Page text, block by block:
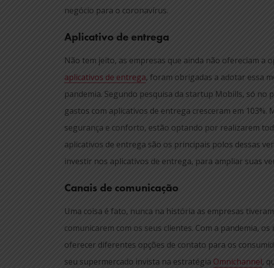
negócio para o coronavírus.
Aplicativo de entrega
Não tem jeito, as empresas que ainda não ofereciam a
aplicativos de entrega, foram obrigadas a adotar essa
pandemia. Segundo pesquisa da startup Mobills, só no
gastos com aplicativos de entrega cresceram em
segurança e conforto, estão optando por realizarem
aplicativos de entrega são os principais polos dessas
investir nos aplicativos de entrega, para ampliar suas
Canais de comunicação
Uma coisa é fato, nunca na história as empresas
comunicarem com os seus clientes. Com a pandemia,
oferecer diferentes opções de contato para os
seu supermercado invista na estratégia Omnichannel,